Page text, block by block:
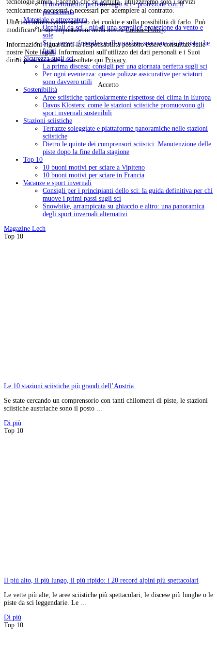
tecnologie simili. Facendo clic suRifiuta, utilizzeremo solo i servizi
tecnicamente necessari e necessari per adempiere al contratto.
Ulteriori informazioni sull'uso dei cookie e sulla possibilità di farlo. Può
modificare le sue impostazioni nella nostraCookie-Policy.
Informazioni riguardanti la responsabilità possono essere consultate sulle
nostreNote legali. Informazioni sull'utilizzo dei dati personali e i Suoi
diritti possono essere consultate quiPrivacy.
Accetto
Il divertimento perfetto sugli sci - protezione con il
paraschiena
Materiale e attrezzatura
Occhiali da sci - più di una semplice protezione da vento e
sole
Sci - carver, freerider e all-rounders spaccano sia in pista che
fuori
Sicurezza sugli sci
La prima discesa: consigli per una giornata perfetta sugli sci
Per ogni evenienza: queste polizze assicurative per sciatori
sono davvero utili
Sostenibilità
Aree sciistiche particolarmente rispettose del clima in Europa
Davos Klosters: come le stazioni sciistiche promuovono gli
sport invernali sostenibili
Stazioni sciistiche
Terrazze soleggiate e piattaforme panoramiche nelle stazioni
sciistiche
Dietro le quinte dei comprensori sciistici: Manutenzione delle
piste dopo la fine della stagione
Top 10
10 buoni motivi per sciare a Vipiteno
10 buoni motivi per sciare in Francia
Vacanze e sport invernali
Consigli per i principianti dello sci: la guida definitiva per chi
muove i primi passi sugli sci
Snowbike, arrampicata su ghiaccio e altro: una panoramica
degli sport invernali alternativi
Magazine Lech
Top 10
Le 10 stazioni sciistiche più grandi dell’Austria
Se state cercando un comprensorio con tanti chilometri di piste, le stazioni
sciistiche austriache sono il posto ...
Di più
Top 10
Il più alto, il più lungo, il più ripido: i 20 record alpini più spettacolari
Le vette più alte, le aree sciistiche più spettacolari, le discese più lunghe o le
piste da sci leggendarie. Le ...
Di più
Top 10